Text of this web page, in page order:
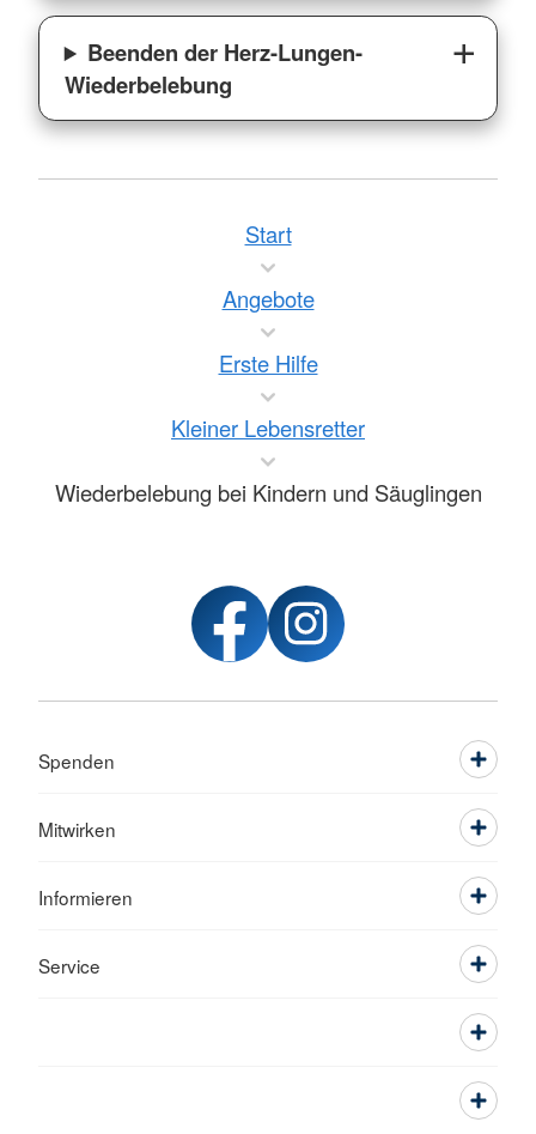
Beenden der Herz-Lungen-
Wiederbelebung
Start
Angebote
Erste Hilfe
Kleiner Lebensretter
Wiederbelebung bei Kindern und Säuglingen
Spenden
Mitwirken
Informieren
Service